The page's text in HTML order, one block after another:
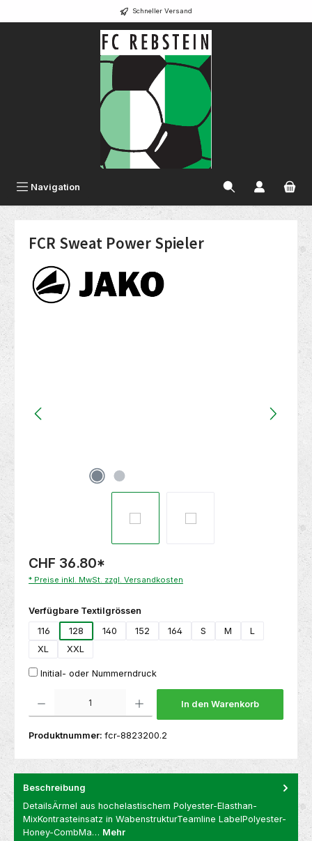
Schneller Versand
Navigation
FCR Sweat Power Spieler
CHF 36.80*
* Preise inkl. MwSt. zzgl. Versandkosten
Verfügbare Textilgrössen
116
128 140 152 164 S M
L
XL
XXL
Initial- oder Nummerndruck
Produkt Anzahl: Gib den gewünschten Wert ein oder benutze die Schaltflächen um
In den Warenkorb
Produktnummer: fcr-8823200.2
Beschreibung
DetailsÄrmel aus hochelastischem Polyester-Elasthan-
MixKontrasteinsatz in WabenstrukturTeamline LabelPolyester-
Honey-CombMa… Mehr